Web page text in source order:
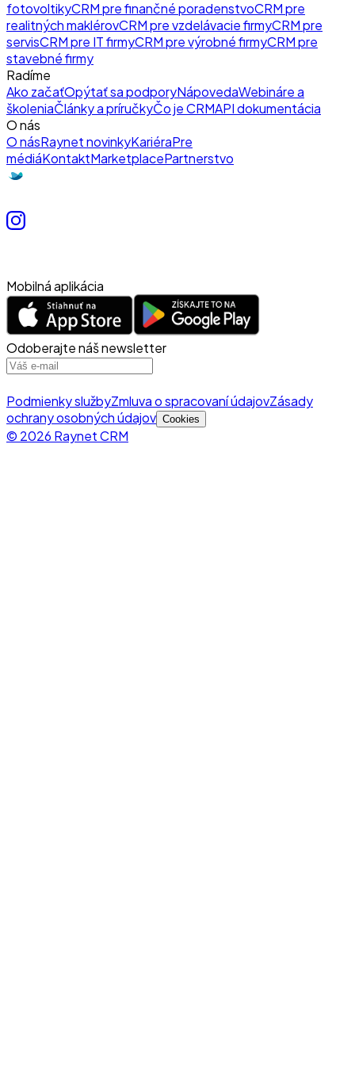
fotovoltikyCRM pre finančné poradenstvoCRM pre
realitných maklérovCRM pre vzdelávacie firmyCRM pre
servisCRM pre IT firmyCRM pre výrobné firmyCRM pre
stavebné firmy
Radíme
Ako začaťOpýtať sa podporyNápovedaWebináre a
školeniaČlánky a príručkyČo je CRMAPI dokumentácia
O nás
O násRaynet novinkyKariéraPre
médiáKontaktMarketplacePartnerstvo
Mobilná aplikácia
Odoberajte náš newsletter
Podmienky službyZmluva o spracovaní údajovZásady
ochrany osobných údajov Cookies
© 2026 Raynet CRM